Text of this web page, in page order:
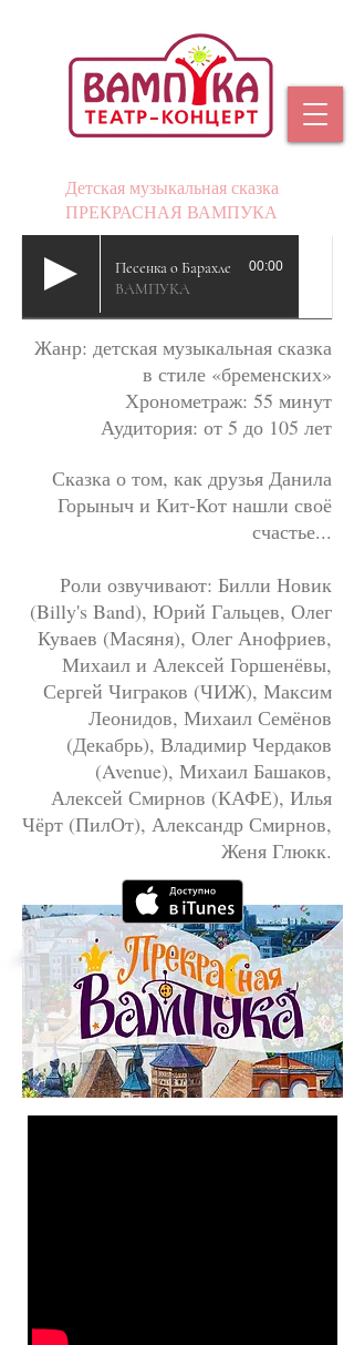
Детская музыкальная сказка
ПРЕКРАСНАЯ ВАМПУКА
Песенка о Барахле
ВАМПУКА
00:00
Жанр: детская музыкальная сказка
в стиле «бременских»
Хронометраж: 55 минут
Аудитория: от 5 до 105 лет
Сказка о том, как друзья Данила
Горыныч и Кит-Кот нашли своё
счастье...
Роли озвучивают: Билли Новик
(Billy's Band), Юрий Гальцев, Олег
Куваев (Масяня), Олег Анофриев,
Михаил и Алексей Горшенёвы,
Сергей Чиграков (ЧИЖ), Максим
Леонидов, Михаил Семёнов
(Декабрь), Владимир Чердаков
(Avenue), Михаил Башаков,
Алексей Смирнов (КАФЕ), Илья
Чёрт (ПилОт), Александр Смирнов,
Женя Глюкк.
"Прекрасная Вампука" купить >